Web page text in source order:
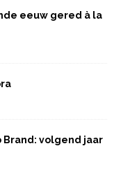
eeuw gered à la
Brand: volgend jaar